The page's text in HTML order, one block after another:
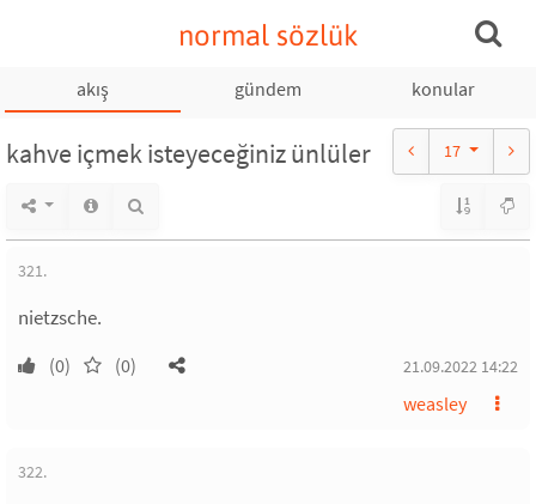
normal sözlük
akış gündem konular
kahve içmek isteyeceğiniz ünlüler 17
321.
nietzsche.
(0) (0) 21.09.2022 14:22
weasley
322.